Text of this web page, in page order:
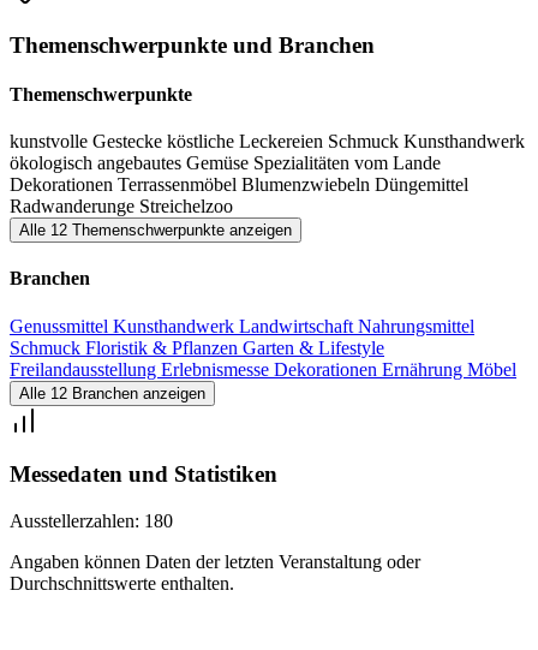
Themenschwerpunkte und Branchen
Themenschwerpunkte
kunstvolle Gestecke köstliche Leckereien Schmuck Kunsthandwerk
ökologisch angebautes Gemüse Spezialitäten vom Lande
Dekorationen Terrassenmöbel Blumenzwiebeln Düngemittel
Radwanderunge Streichelzoo
Alle 12 Themenschwerpunkte anzeigen
Branchen
Genussmittel Kunsthandwerk Landwirtschaft Nahrungsmittel
Schmuck Floristik & Pflanzen Garten & Lifestyle
Freilandausstellung Erlebnismesse Dekorationen Ernährung Möbel
Alle 12 Branchen anzeigen
Messedaten und Statistiken
Ausstellerzahlen: 180
Angaben können Daten der letzten Veranstaltung oder
Durchschnittswerte enthalten.